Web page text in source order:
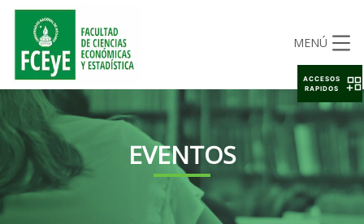
MENÚ
EVENTOS
ACCESOS
RAPIDOS